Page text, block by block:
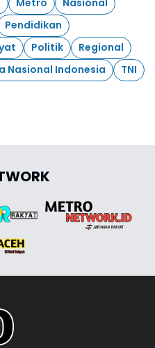
Metro
Nasional
Pendidikan
Politik
Regional
Nasional Indonesia
TNI